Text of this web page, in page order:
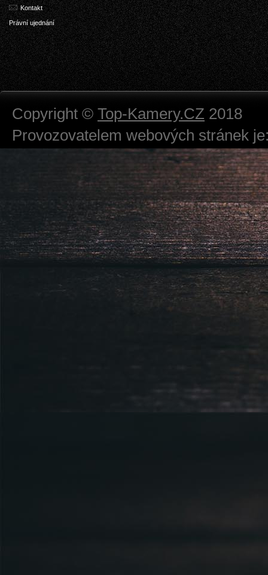
Kontakt
Právní ujednání
Copyright © Top-Kamery.CZ 2018
Provozovatelem webových stránek
Právnická osoba podnikající dle
Městský soud v Praze spisová
Sídlem: Zbraslavská 55/5a, Praha 5